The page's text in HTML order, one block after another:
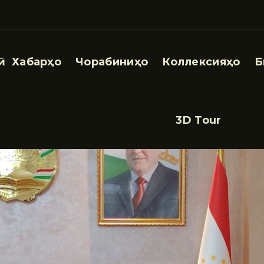
Хабарҳо Чорабиниҳо Коллексияҳо
3D Tour